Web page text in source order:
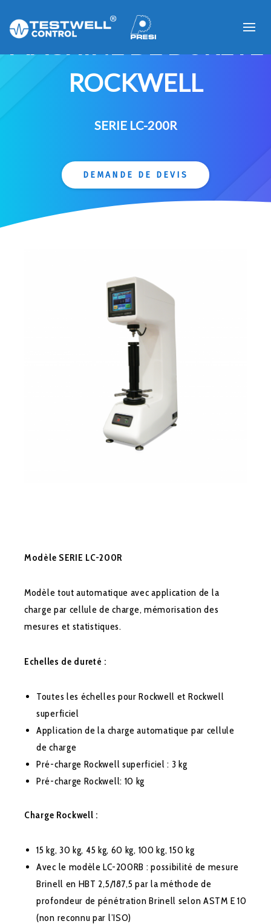
MACHINE DE DURETÉ
ROCKWELL
SERIE LC-200R
DEMANDE DE DEVIS
Modèle SERIE LC-200R
Modèle tout automatique avec application de la
charge par cellule de charge, mémorisation des
mesures et statistiques.
Echelles de dureté :
Toutes les échelles pour Rockwell et Rockwell
superficiel
Application de la charge automatique par cellule
de charge
Pré-charge Rockwell superficiel : 3 kg
Pré-charge Rockwell: 10 kg
Charge Rockwell :
15 kg, 30 kg, 45 kg, 60 kg, 100 kg, 150 kg
Avec le modèle LC-200RB : possibilité de mesure
Brinell en HBT 2,5/187,5 par la méthode de
profondeur de pénétration Brinell selon ASTM E 10
(non reconnu par l’ISO)